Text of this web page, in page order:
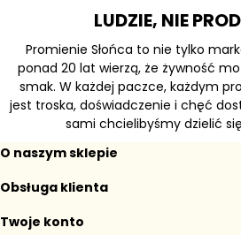
LUDZIE, NIE
Promienie Słońca to nie tylko
ponad 20 lat wierzą, że żywność
smak. W każdej paczce, każdym
jest troska, doświadczenie i chęć
sami chcielibyśmy dzielić
O naszym sklepie
Obsługa klienta
Twoje konto